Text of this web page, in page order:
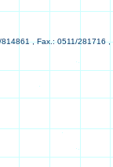
814861 , Fax.: 0511/281716